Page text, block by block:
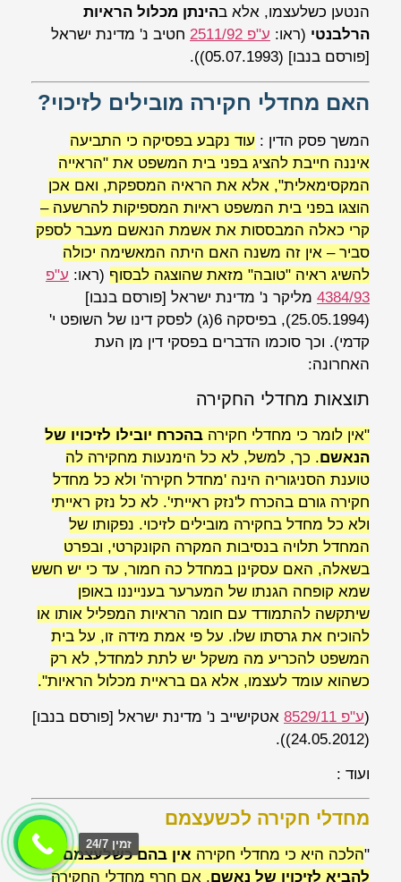
הנטען כשלעצמו, אלא בהינתן מכלול הראיות
הרלבנטי (ראו: ע"פ 2511/92
חטיב נ' מדינת ישראל
[פורסם בנבו] (05.07.1993)).
האם מחדלי חקירה מובילים לזיכוי?
המשך פסק הדין : עוד נקבע בפסיקה כי התביעה
איננה חייבת להציג בפני בית המשפט את "הראייה
המקסימאלית", אלא את הראיה המספקת, ואם אכן
הוצגו בפני בית המשפט ראיות המספיקות להרשעה –
קרי כאלה המבססות את אשמת הנאשם מעבר לספק
סביר – אין זה משנה האם היתה המאשימה יכולה
להשיג ראיה "טובה" מזאת שהוצגה לבסוף (ראו: ע"פ
4384/93 מליקר נ' מדינת ישראל [פורסם בנבו]
(25.05.1994), בפיסקה 6(ג) לפסק דינו של השופט
י'
קדמי). וכך סוכמו הדברים בפסקי דין מן העת
האחרונה:
תוצאות מחדלי החקירה
"אין לומר כי מחדלי חקירה בהכרח יובילו לזיכויו של
הנאשם. כך, למשל, לא כל הימנעות מחקירה לה
טוענת הסניגוריה הינה 'מחדל חקירה' ולא כל מחדל
חקירה גורם בהכרח ל'נזק ראייתי'. לא כל נזק ראייתי
ולא כל מחדל בחקירה מובילים לזיכוי. נפקותו של
המחדל תלויה בנסיבות המקרה הקונקרטי, ובפרט
בשאלה, האם עסקינן במחדל כה חמור, עד כי יש חשש
שמא קופחה הגנתו של המערער בענייננו באופן
שיתקשה להתמודד עם חומר הראיות המפליל אותו או
להוכיח את גרסתו שלו. על פי אמת מידה זו, על בית
המשפט להכריע מה משקל יש לתת למחדל, לא רק
כשהוא עומד לעצמו, אלא גם בראיית מכלול הראיות".
(ע"פ 8529/11 אטקישייב נ' מדינת ישראל [פורסם בנבו]
(24.05.2012)).
ועוד :
מחדלי חקירה לכשעצמם
"הלכה היא כי מחדלי חקירה אין בהם כשלעצמם כדי
להביא לזיכויו של נאשם, אם חרף מחדלי החקירה
זמין 24/7